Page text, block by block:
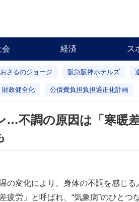
会 経済 ス
おさるのジョージ 阪急阪神ホテルズ
財政健全化 公債費負担負担適正化計画
…不調の原因は「寒
の変化により、身体の不調を感じる
労」と呼ばれ、“気象病”のひとつ